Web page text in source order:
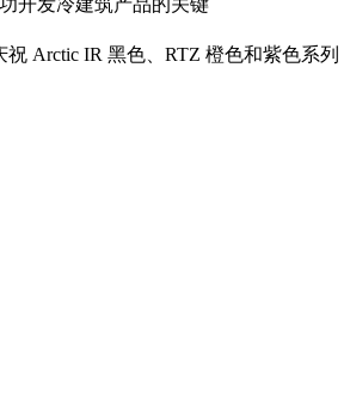
开发冷建筑产品的关键
Arctic IR 黑色、RTZ 橙色和紫色系列